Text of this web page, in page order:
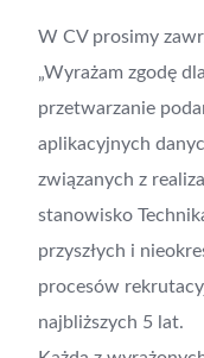
W CV prosimy
„Wyrażam zgodę
przetwarzanie
aplikacyjnych
związanych z
stanowisko
przyszłych i
procesów
najbliższych 5 lat.